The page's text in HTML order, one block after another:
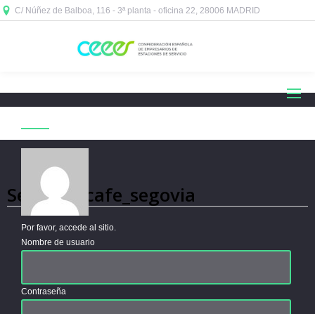
C/ Núñez de Balboa, 116 - 3ª planta - oficina 22, 28006 MADRID
Security_cafe_segovia
Por favor, accede al sitio.
Nombre de usuario
Contraseña